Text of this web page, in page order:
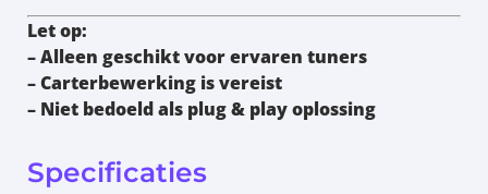
Let op:
– Alleen geschikt voor ervaren tuners
– Carterbewerking is vereist
– Niet bedoeld als plug & play oplossing
Specificaties